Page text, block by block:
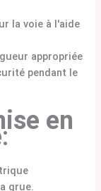
la voie à l'aide
appropriée
pendant le
en
:
grue.